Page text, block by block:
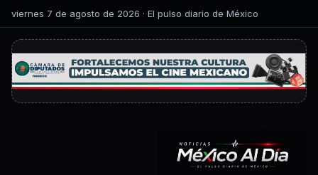
viernes 7 de agosto de 2026 · El pulso diario de México